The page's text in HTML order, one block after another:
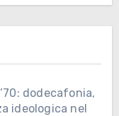
dodecafonia,
ideologica nel